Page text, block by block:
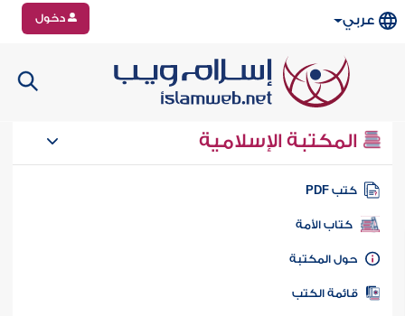
عربي دخول
المكتبة الإسلامية
كتب PDF
كتاب الأمة
المكتبة